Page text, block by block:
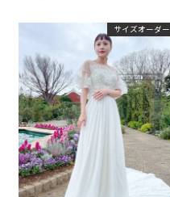
サイズオーダー